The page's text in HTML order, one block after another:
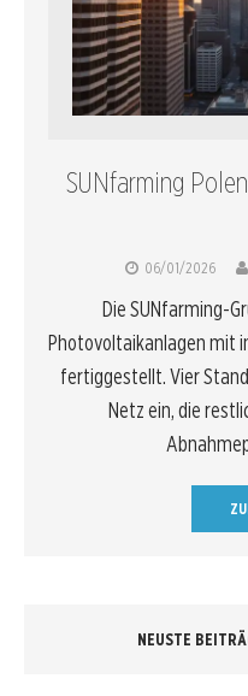
SUNfarming
06/01/2026
Die SUNfarming-
Photovoltaikanlagen mit
fertiggestellt. Vier
Netz ein, die
NEUSTE